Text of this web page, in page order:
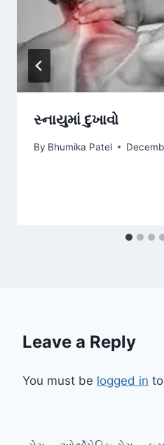
સ્નાયુમાં દુખાવો
By Bhumika Patel
Leave a Reply
You must be logged in